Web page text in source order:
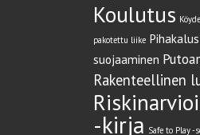
Koulutus
pakotettu liike
suojaaminen
Rakenteellinen
-kirja Safe to Play -